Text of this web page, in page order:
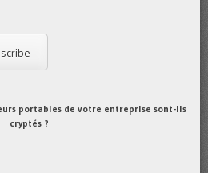
portables de votre entreprise sont-ils
cryptés ?